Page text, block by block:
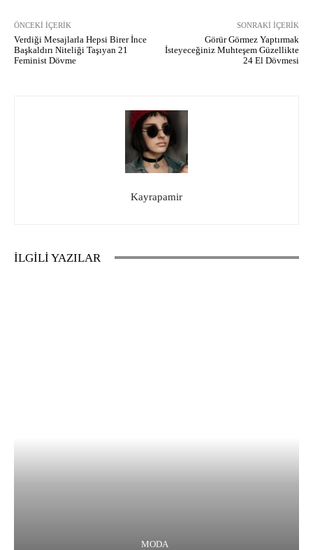
ÖNCEKI İÇERIK
Verdiği Mesajlarla Hepsi Birer İnce
Başkaldırı Niteliği Taşıyan 21
Feminist Dövme
SONRAKI İÇERIK
Görür Görmez Yaptırmak
İsteyeceğiniz Muhteşem Güzellikte
24 El Dövmesi
Kayrapamir
İLGİLİ YAZILAR
MODA